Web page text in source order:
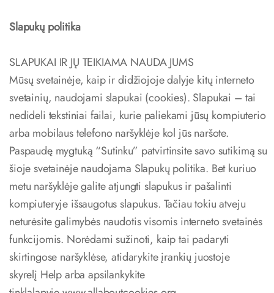
Slapukų politika
SLAPUKAI IR JŲ TEIKIAMA NAUDA JUMS
Mūsų svetainėje, kaip ir didžiojoje dalyje kitų interneto
svetainių, naudojami slapukai (cookies). Slapukai – tai
nedideli tekstiniai failai, kurie paliekami jūsų kompiuterio
arba mobilaus telefono naršyklėje kol jūs naršote.
Paspaudę mygtuką “Sutinku” patvirtinsite savo sutikimą su
šioje svetainėje naudojama Slapukų politika. Bet kuriuo
metu naršyklėje galite atjungti slapukus ir pašalinti
kompiuteryje išsaugotus slapukus. Tačiau tokiu atveju
neturėsite galimybės naudotis visomis interneto svetainės
funkcijomis. Norėdami sužinoti, kaip tai padaryti
skirtingose naršyklėse, atidarykite įrankių juostoje
skyrelį Help arba apsilankykite